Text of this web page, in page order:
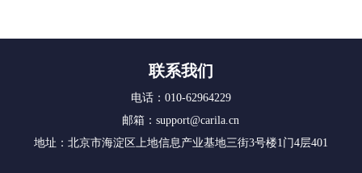
联系我们
电话：010-62964229
邮箱：support@carila.cn
地址：北京市海淀区上地信息产业基地三街3号楼1门4层401